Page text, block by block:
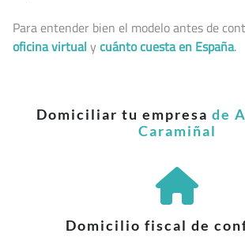
Para entender bien el modelo antes de
oficina virtual ycuánto cuesta en España.
Domiciliar tu empresa de
Caramiñal
Domicilio fiscal de